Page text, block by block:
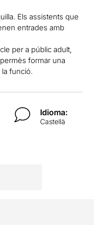
Els assistents que
entrades amb
per a públic adult,
formar una
la funció.
Idioma:
Castellà